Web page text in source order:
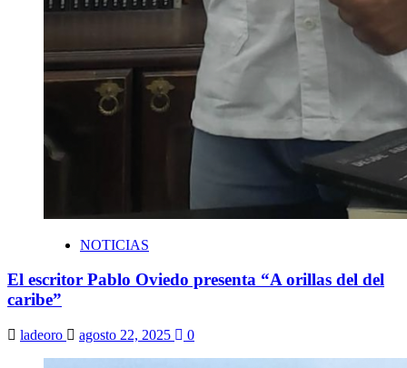
NOTICIAS
El escritor Pablo Oviedo presenta “A orillas del del
caribe”
ladeoro agosto 22, 2025 0